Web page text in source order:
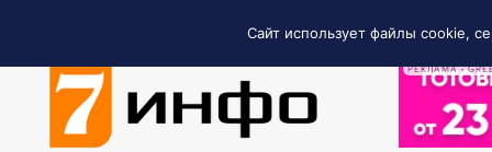
РЕКЛАМА •
Сайт использует файлы cookie,